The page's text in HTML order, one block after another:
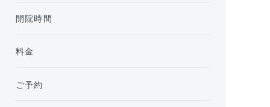
開院時間
料金
ご予約